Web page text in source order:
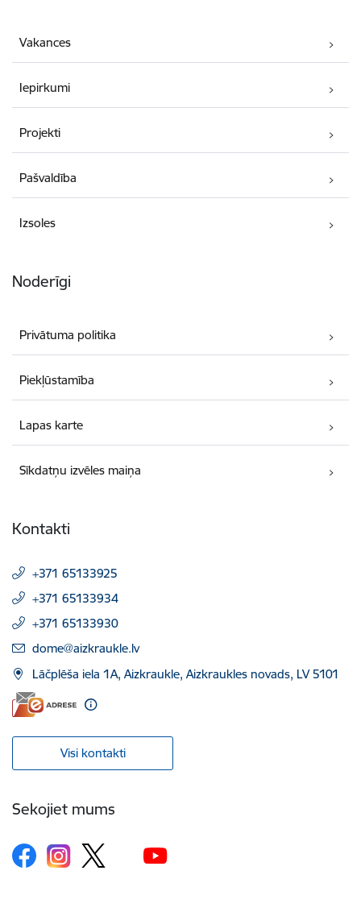
Vakances
Iepirkumi
Projekti
Pašvaldība
Izsoles
Noderīgi
Privātuma politika
Piekļūstamība
Lapas karte
Sīkdatņu izvēles maiņa
Kontakti
+371 65133925
+371 65133934
+371 65133930
E-pasts:
dome@aizkraukle.lv
Lāčplēša iela 1A, Aizkraukle, Aizkraukles novads, LV 5101
Visi kontakti
Sekojiet mums